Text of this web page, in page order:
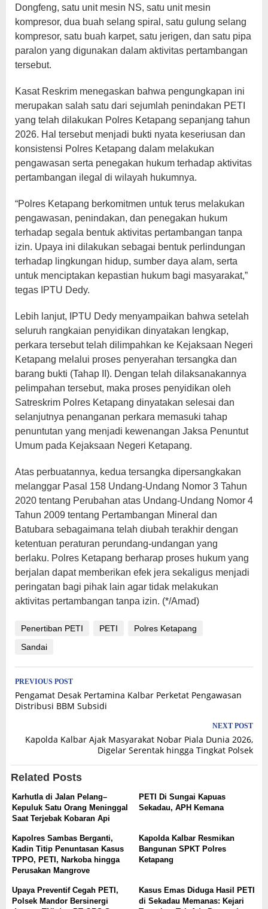
Dongfeng, satu unit mesin NS, satu unit mesin
kompresor, dua buah selang spiral, satu gulung selang
kompresor, satu buah karpet, satu jerigen, dan satu pipa
paralon yang digunakan dalam aktivitas pertambangan
tersebut.
Kasat Reskrim menegaskan bahwa pengungkapan ini
merupakan salah satu dari sejumlah penindakan PETI
yang telah dilakukan Polres Ketapang sepanjang tahun
2026. Hal tersebut menjadi bukti nyata keseriusan dan
konsistensi Polres Ketapang dalam melakukan
pengawasan serta penegakan hukum terhadap aktivitas
pertambangan ilegal di wilayah hukumnya.
“Polres Ketapang berkomitmen untuk terus melakukan
pengawasan, penindakan, dan penegakan hukum
terhadap segala bentuk aktivitas pertambangan tanpa
izin. Upaya ini dilakukan sebagai bentuk perlindungan
terhadap lingkungan hidup, sumber daya alam, serta
untuk menciptakan kepastian hukum bagi masyarakat,”
tegas IPTU Dedy.
Lebih lanjut, IPTU Dedy menyampaikan bahwa setelah
seluruh rangkaian penyidikan dinyatakan lengkap,
perkara tersebut telah dilimpahkan ke Kejaksaan Negeri
Ketapang melalui proses penyerahan tersangka dan
barang bukti (Tahap II). Dengan telah dilaksanakannya
pelimpahan tersebut, maka proses penyidikan oleh
Satreskrim Polres Ketapang dinyatakan selesai dan
selanjutnya penanganan perkara memasuki tahap
penuntutan yang menjadi kewenangan Jaksa Penuntut
Umum pada Kejaksaan Negeri Ketapang.
Atas perbuatannya, kedua tersangka dipersangkakan
melanggar Pasal 158 Undang-Undang Nomor 3 Tahun
2020 tentang Perubahan atas Undang-Undang Nomor 4
Tahun 2009 tentang Pertambangan Mineral dan
Batubara sebagaimana telah diubah terakhir dengan
ketentuan peraturan perundang-undangan yang
berlaku. Polres Ketapang berharap proses hukum yang
berjalan dapat memberikan efek jera sekaligus menjadi
peringatan bagi pihak lain agar tidak melakukan
aktivitas pertambangan tanpa izin. (*/Amad)
Penertiban PETI PETI
Polres Ketapang
Sandai
Post
navigation
PREVIOUS POST
Pengamat Desak Pertamina Kalbar Perketat Pengawasan
Distribusi BBM Subsidi
NEXT POST
Kapolda Kalbar Ajak Masyarakat Nobar Piala Dunia 2026,
Digelar Serentak hingga Tingkat Polsek
Related Posts
Karhutla di Jalan Pelang–
Kepuluk Satu Orang Meninggal
Saat Terjebak Kobaran Api
PETI Di Sungai Kapuas
Sekadau, APH Kemana
Kapolres Sambas Berganti,
Kadin Titip Penuntasan Kasus
TPPO, PETI, Narkoba hingga
Perusakan Mangrove
Kapolda Kalbar Resmikan
Bangunan SPKT Polres
Ketapang
Upaya Preventif Cegah PETI,
Polsek Mandor Bersinergi
Kasus Emas Diduga Hasil PETI
di Sekadau Memanas: Kejari